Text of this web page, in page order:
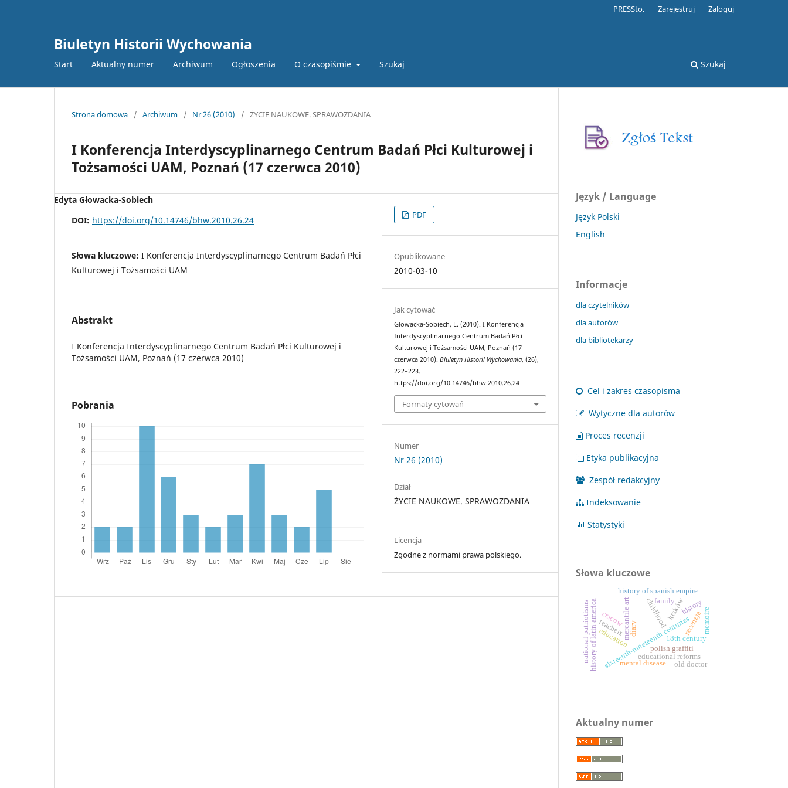
Biuletyn Historii Wychowania
Start Aktualny numer Archiwum Ogłoszenia O czasopiśmie Szukaj Szukaj
PRESSto. Zarejestruj Zaloguj
Strona domowa / Archiwum / Nr 26 (2010) / ŻYCIE NAUKOWE. SPRAWOZDANIA
I Konferencja Interdyscyplinarnego Centrum Badań Płci Kulturowej i
Tożsamości UAM, Poznań (17 czerwca 2010)
Edyta Głowacka-Sobiech
DOI: https://doi.org/10.14746/bhw.2010.26.24
Słowa kluczowe: I Konferencja Interdyscyplinarnego Centrum Badań Płci
Kulturowej i Tożsamości UAM
Abstrakt
I Konferencja Interdyscyplinarnego Centrum Badań Płci Kulturowej i
Tożsamości UAM, Poznań (17 czerwca 2010)
Pobrania
PDF
Opublikowane
2010-03-10
Jak cytować
Głowacka-Sobiech, E. (2010). I Konferencja
Interdyscyplinarnego Centrum Badań Płci
Kulturowej i Tożsamości UAM, Poznań (17
czerwca 2010).Biuletyn Historii Wychowania, (26),
222–223.
https://doi.org/10.14746/bhw.2010.26.24
Formaty cytowań
Numer
Nr 26 (2010)
Dział
ŻYCIE NAUKOWE. SPRAWOZDANIA
Licencja
Zgodne z normami prawa polskiego.
Język / Language
Język Polski
English
Informacje
dla czytelników
dla autorów
dla bibliotekarzy
Cel i zakres czasopisma
Wytyczne dla autorów
Proces recenzji
Etyka publikacyjna
Zespół redakcyjny
Indeksowanie
Statystyki
Słowa kluczowe
mercantile art
sixteenth-nineteenth centuries
cracow childhood
education
family
mental disease
18th century
educational reforms
kraków
recenzja
teachers diary memoire
history
history of spanish empire
history of latin america
national patriotisms
polish graffiti
old doctor
Aktualny numer